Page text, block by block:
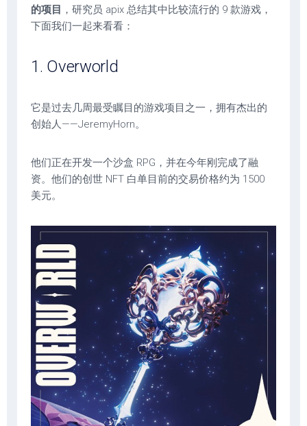
的项目 ，研究员 apix 总结其中比较流行的 9 款游戏，
下面我们一起来看看：
1. Overworld
它是过去几周最受瞩目的游戏项目之一，拥有杰出的
创始人——JeremyHorn。
他们正在开发一个沙盒 RPG，并在今年刚完成了融
资。他们的创世 NFT 白单目前的交易价格约为 1500
美元。